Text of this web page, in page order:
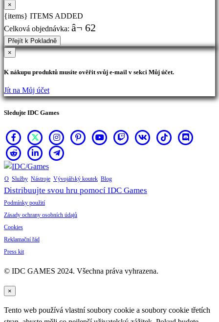
×
{items} ITEMS ADDED
Celková objednávka: â¬ 62
Přejít k Pokladně
×
K nákupu produktů musíte ověřit svůj e-mail v sekci Můj účet.
Jít na Můj účet
Sledujte IDC Games
O Služby Nástroje Vývojářský koutek Blog
Distribuujte svou hru pomocí IDC Games
Podmínky použití
Zásady ochrany osobních údajů
Cookies
Reklamační řád
Press kit
© IDC GAMES 2024. Všechna práva vyhrazena.
×
Tento web používá vlastní soubory cookie a soubory cookie třetích